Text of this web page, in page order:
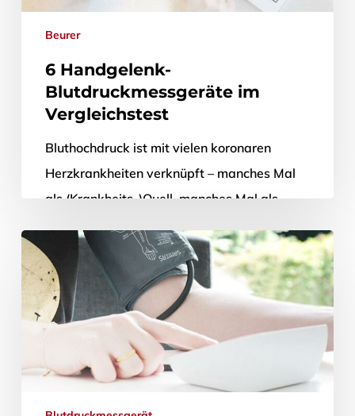
Beurer
6 Handgelenk-
Blutdruckmessgeräte im
Vergleichstest
Bluthochdruck ist mit vielen koronaren
Herzkrankheiten verknüpft – manches Mal
als (Krankheits-)Quell, manches Mal als
Erkenntnissen ließen sich circa 5 % aller
Herz- und…
21. Februar 2019